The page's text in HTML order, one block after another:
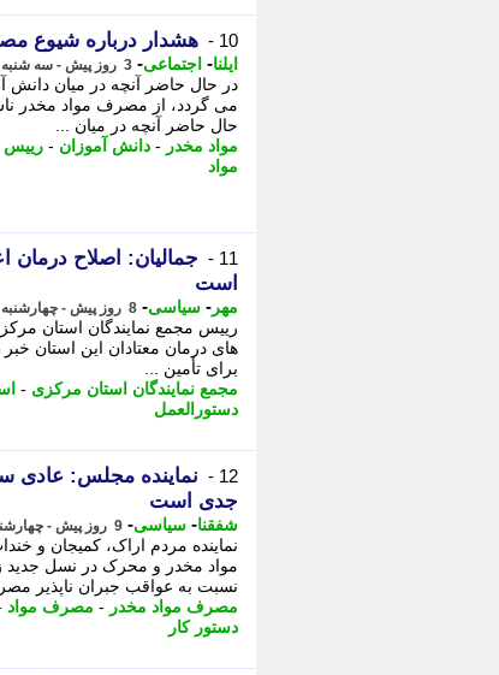
10 - هشدار درباره شیوع
ایلنا- اجتماعی- 3 روز پیش - سه شنبه 13 مرداد 1405، 08:17
در حال حاضر آنچه در میان دانش
می گردد، از مصرف مواد مخدر
حال حاضر آنچه در میان ...
مواد مخدر - دانش آموزان - رییس
مواد
11 -
جمالیان: اصلاح درمان
است
مهر - سیاسی- 8 روز پیش - چهارشنبه 7 مرداد 1405، 20:40
رییس مجمع نمایندگان استان
های درمان معتادان این استان
برای تأمین ...
مجمع نمایندگان استان مرکزی -
دستورالعمل
12 -
نماینده مجلس: عادی
جدی است
شفقنا- سیاسی- 9 روز پیش - چهارشنبه 7 مرداد 1405، 14:37
نماینده مردم اراک، کمیجان
مواد مخدر و محرک در نسل
نسبت به عواقب جبران ناپذیر
مصرف مواد مخدر - مصرف مواد
دستور کار